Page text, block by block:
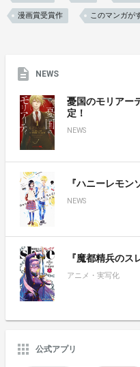
漫画賞受賞作 このマンガが
NEWS
憂国のモリアー
定！
NEWS
『ハニーレモン
NEWS
『魔都精兵のス
アニメ・実写化
公式アプリ